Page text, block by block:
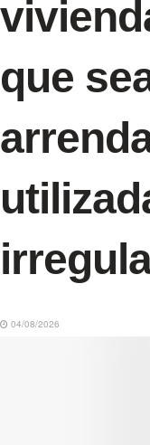
que
04/08/2026